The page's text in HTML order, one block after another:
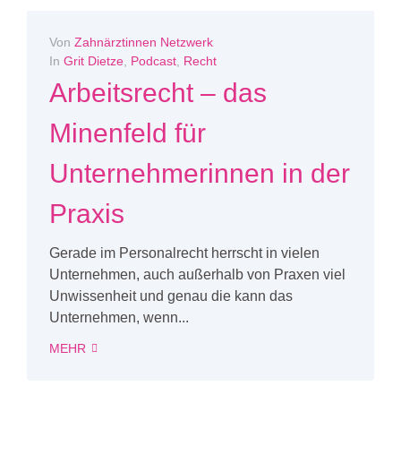
Von Zahnärztinnen Netzwerk
In Grit Dietze Podcast Recht
Arbeitsrecht – das
Minenfeld für
Unternehmerinnen in der
Praxis
Gerade im Personalrecht herrscht in vielen
Unternehmen, auch außerhalb von Praxen viel
Unwissenheit und genau die kann das
Unternehmen, wenn...
MEHR